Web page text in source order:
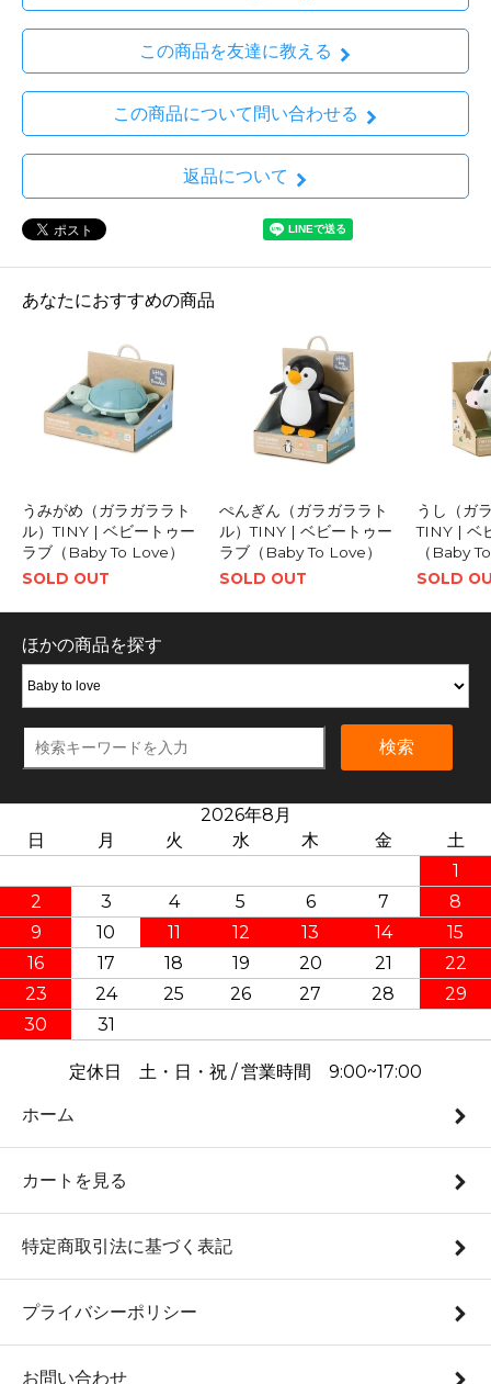
この商品を友達に教える
この商品について問い合わせる
返品について
あなたにおすすめの商品
うみがめ（ガラガララト
ル）TINY | ベビートゥー
ラブ（Baby To Love）
SOLD OUT
ぺんぎん（ガラガララト
ル）TINY | ベビートゥー
ラブ（Baby To Love）
SOLD OUT
うし（ガ
TINY | ベ
（Baby
SOLD
ほかの商品を探す
検索
2026年8月
日
月 火 水 木 金
土
1
2
3 4 5 6 7
8
9
10 11 12 13 14
15
16
17 18 19 20 21
22
23
24 25 26 27 28
29
30
31
定休日 土・日・祝 / 営業時間 9:00~17:00
ホーム
カートを見る
特定商取引法に基づく表記
プライバシーポリシー
お問い合わせ